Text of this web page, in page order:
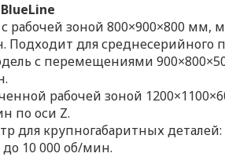
рабочей зоной 800×900×800 мм,
для среднесерийного
с перемещениями
рабочей зоной
по оси Z.
для крупногабаритных деталей:
10 000 об/мин.